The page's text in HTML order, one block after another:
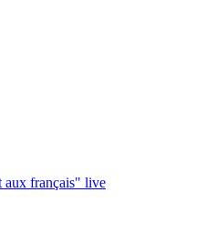
aux français" live